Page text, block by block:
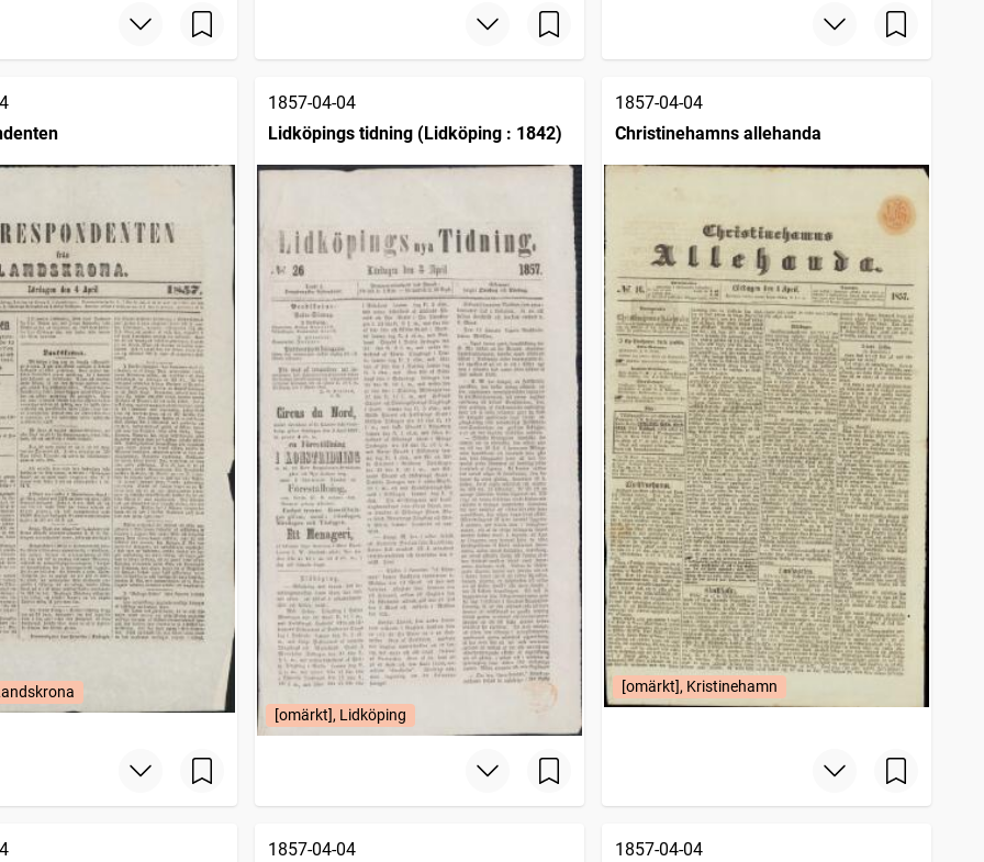
1857-04-04
Lidköpings tidning (Lidköping : 1842)
[omärkt], Lidköping
1857-04-04
Christinehamns allehanda
[omärkt], Kristinehamn
1857-04-04
1857-04-04